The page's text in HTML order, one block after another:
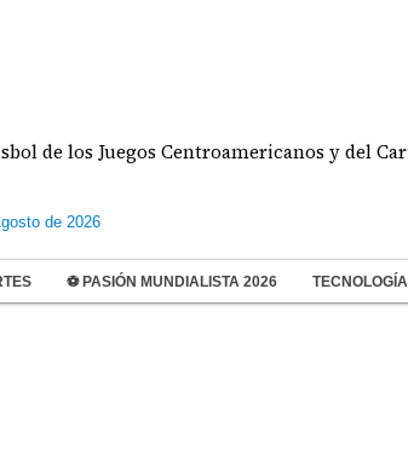
Juegos Centroamericanos y del Caribe
de 2026
⚽ PASIÓN MUNDIALISTA 2026 TECNOLOGÍA